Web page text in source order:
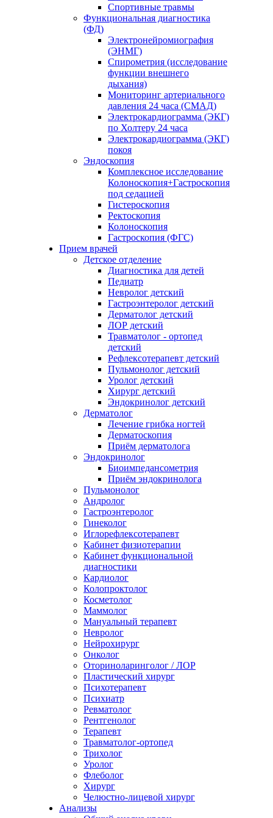
Спортивные травмы
Функциональная диагностика
(ФД)
Электронейромиография
(ЭНМГ)
Спирометрия (исследование
функции внешнего
дыхания)
Мониторинг артериального
давления 24 часа (СМАД)
Электрокардиограмма (ЭКГ)
по Холтеру 24 часа
Электрокардиограмма (ЭКГ)
покоя
Эндоскопия
Комплексное исследование
Колоноскопия+Гастроскопия
под седацией
Гистероскопия
Ректоскопия
Колоноскопия
Гастроскопия (ФГС)
Прием врачей
Детское отделение
Диагностика для детей
Педиатр
Невролог детский
Гастроэнтеролог детский
Дерматолог детский
ЛОР детский
Травматолог - ортопед
детский
Рефлексотерапевт детский
Пульмонолог детский
Уролог детский
Хирург детский
Эндокринолог детский
Дерматолог
Лечение грибка ногтей
Дерматоскопия
Приём дерматолога
Эндокринолог
Биоимпедансометрия
Приём эндокринолога
Пульмонолог
Андролог
Гастроэнтеролог
Гинеколог
Иглорефлексотерапевт
Кабинет физиотерапии
Кабинет функциональной
диагностики
Кардиолог
Колопроктолог
Косметолог
Маммолог
Мануальный терапевт
Невролог
Нейрохирург
Онколог
Оториноларинголог / ЛОР
Пластический хирург
Психотерапевт
Психиатр
Ревматолог
Рентгенолог
Терапевт
Травматолог-ортопед
Трихолог
Уролог
Флеболог
Хирург
Челюстно-лицевой хирург
Анализы